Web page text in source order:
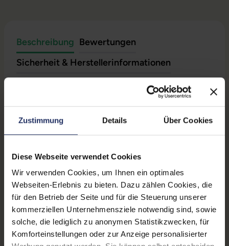
Zustimmung Details Über Cookies
Diese Webseite verwendet Cookies
Wir verwenden Cookies, um Ihnen ein optimales
Webseiten-Erlebnis zu bieten. Dazu zählen Cookies, die
für den Betrieb der Seite und für die Steuerung unserer
kommerziellen Unternehmensziele notwendig sind, sowie
solche, die lediglich zu anonymen Statistikzwecken, für
Komforteinstellungen oder zur Anzeige personalisierter
Beschreibung Bewertungen
Sicherheit & Herstellerinformationen
Grading: Neuware
Produkttyp: Adapterkabel
Partnerprogramm: Nein